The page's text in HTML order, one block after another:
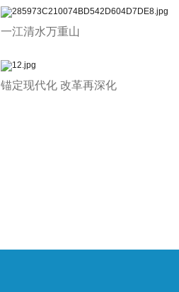
一江清水万重山
锚定现代化 改革再深化